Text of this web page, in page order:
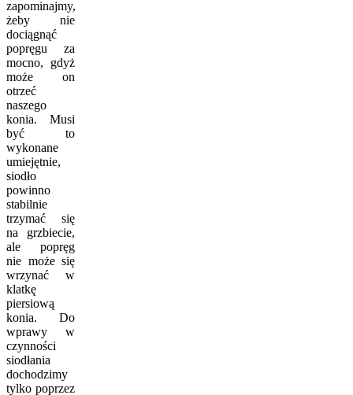
zapominajmy,
żeby nie
dociągnąć
popręgu za
mocno, gdyż
może on
otrzeć
naszego
konia. Musi
być to
wykonane
umiejętnie,
siodło
powinno
stabilnie
trzymać się
na grzbiecie,
ale popręg
nie może się
wrzynać w
klatkę
piersiową
konia. Do
wprawy w
czynności
siodłania
dochodzimy
tylko poprzez